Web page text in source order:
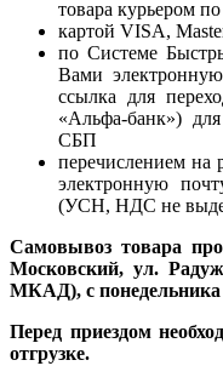
товара курьером
картой VISA,
по Системе
Вами
ссылка для
«Альфа-банк»)
СБП
перечислением на
электронную
(УСН, НДС не
Самовывоз товара
Московский, ул.
МКАД), с понедельника
Перед приездом
отгрузке.